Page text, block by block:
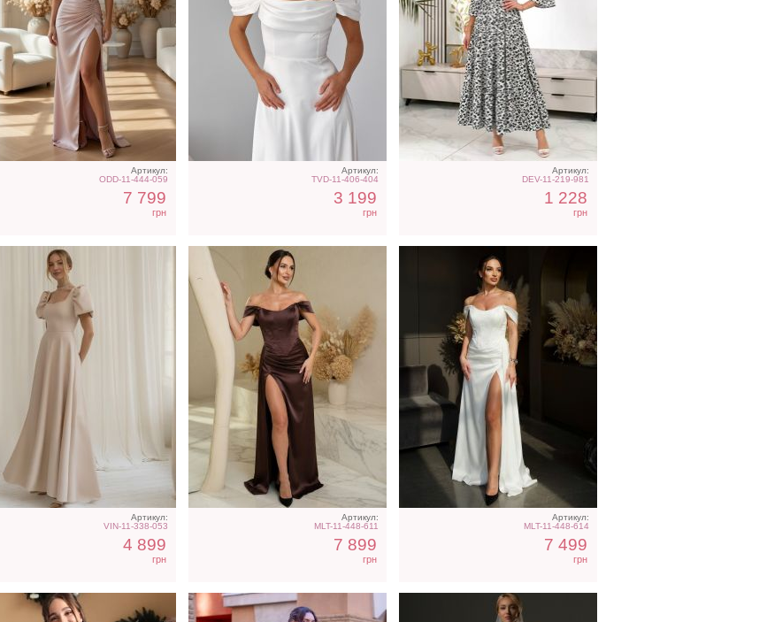
Артикул:
ODD-11-444-059
7 799
грн
Артикул:
TVD-11-406-404
3 199
грн
Артикул:
DEV-11-219-981
1 228
грн
Светлое бежевое платье
на короткий рукав
Артикул:
VIN-11-338-053
4 899
грн
Вечернее нарядное
корсетное платье
коричневого цвета
Артикул:
MLT-11-448-611
7 899
грн
Вечернее нарядное
корсетное платье белого
цвета
Артикул:
MLT-11-448-614
7 499
грн
Элегантное вечернее
платье в черном цвете
Элегантное бежевое
платье с рукавами
фонариками
Длинное свадебное белое
платье с отрытыми
плечами